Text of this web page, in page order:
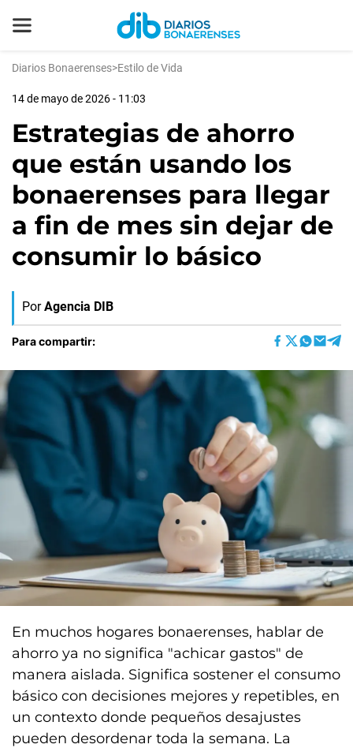
Diarios Bonaerenses>Estilo de Vida
14 de mayo de 2026 - 11:03
Estrategias de ahorro
que están usando los
bonaerenses para llegar
a fin de mes sin dejar de
consumir lo básico
Por Agencia DIB
Para compartir:
En muchos hogares bonaerenses, hablar de
ahorro ya no significa "achicar gastos" de
manera aislada. Significa sostener el consumo
básico con decisiones mejores y repetibles, en
un contexto donde pequeños desajustes
pueden desordenar toda la semana. La